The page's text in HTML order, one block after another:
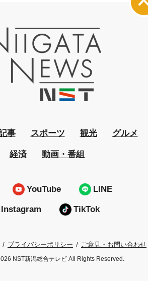
事 スポーツ 観光 グルメ
経済 動画・番組
YouTube LINE
Instagram TikTok
プライバシーポリシー ご意見・お問い合わせ
NST新潟総合テレビ All Rights Reserved.